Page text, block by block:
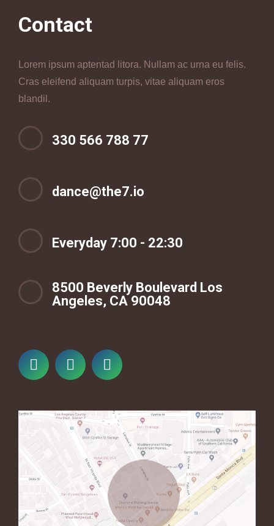
Contact
Lorem ipsum aptentad litora. Nullam ac urna eu felis.
Cras eleifend aliquam turpis, vitae aliquam eros
blandil.
330 566 788 77
dance@the7.io
Everyday 7:00 - 22:30
8500 Beverly Boulevard Los
Angeles, CA 90048
YouTubeInstagramFacebook